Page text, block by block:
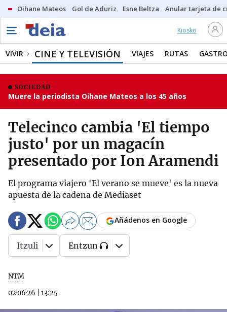
Oihane Mateos Gol de Aduriz Esne Beltza Anular tarjeta de
Kiosko
VIVIR CINE Y TELEVISIÓN VIAJES RUTAS
SOCIEDAD
Muere la periodista Oihane Mateos a los 45 años
Telecinco cambia 'El tiempo
justo' por un magacín
presentado por Ion Aramendi
El programa viajero 'El verano se mueve' es la nueva
apuesta de la cadena de Mediaset
NTM
02·06·26
13:25
Añádenos en Google
Itzuli Entzun